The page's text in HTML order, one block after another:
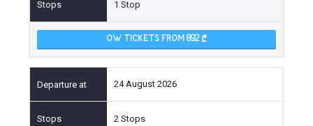
1 Stop
OW TICKETS FROM 892
24 August 2026
2 Stops